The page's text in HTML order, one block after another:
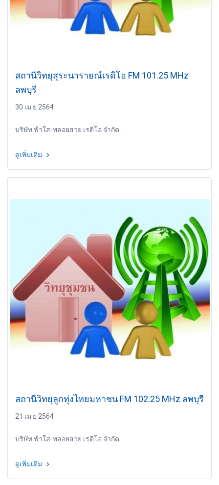
สถานีวิทยุสุระนารายณ์เรดิโอ FM 101.25 MHz
ลพบุรี
30 เม.ย 2564
บริษัท ฟ้าใส-พลอยสวย เรดิโอ จำกัด
ดูเพิ่มเติม
สถานีวิทยุลูกทุ่งไทยมหาชน FM 102.25 MHz ลพบุรี
21 เม.ย 2564
บริษัท ฟ้าใส-พลอยสวย เรดิโอ จำกัด
ดูเพิ่มเติม